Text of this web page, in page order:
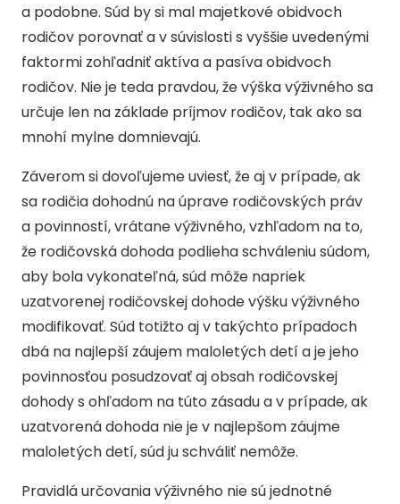
a podobne. Súd by si mal majetkové obidvoch
rodičov porovnať a v súvislosti s vyššie uvedenými
faktormi zohľadniť aktíva a pasíva obidvoch
rodičov. Nie je teda pravdou, že výška výživného sa
určuje len na základe príjmov rodičov, tak ako sa
mnohí mylne domnievajú.
Záverom si dovoľujeme uviesť, že aj v prípade, ak
sa rodičia dohodnú na úprave rodičovských práv
a povinností, vrátane výživného, vzhľadom na to,
že rodičovská dohoda podlieha schváleniu súdom,
aby bola vykonateľná, súd môže napriek
uzatvorenej rodičovskej dohode výšku výživného
modifikovať. Súd totižto aj v takýchto prípadoch
dbá na najlepší záujem maloletých detí a je jeho
povinnosťou posudzovať aj obsah rodičovskej
dohody s ohľadom na túto zásadu a v prípade, ak
uzatvorená dohoda nie je v najlepšom záujme
maloletých detí, súd ju schváliť nemôže.
Pravidlá určovania výživného nie sú jednotné